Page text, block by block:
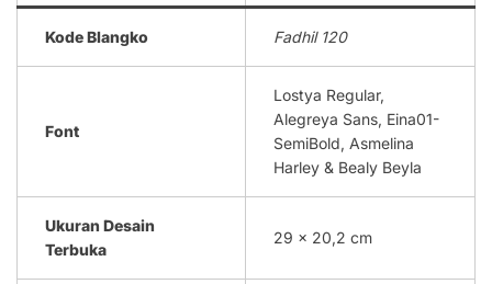
Kode Blangko Fadhil 120
Font
Lostya Regular,
Alegreya Sans, Eina01-
SemiBold, Asmelina
Harley & Bealy Beyla
Ukuran Desain
Terbuka
29 x 20,2 cm